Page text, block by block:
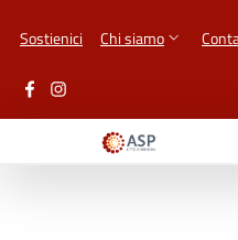
Sostienici Chi siamo